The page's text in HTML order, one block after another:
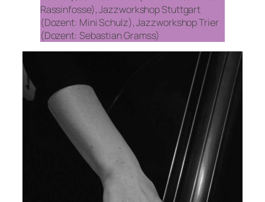
Rassinfosse), Jazzworkshop Stuttgart
(Dozent: Mini Schulz), Jazzworkshop Trier
(Dozent: Sebastian Gramss)